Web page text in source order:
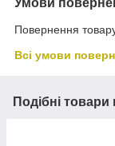
Повернення
Всі умови
Подібні товари